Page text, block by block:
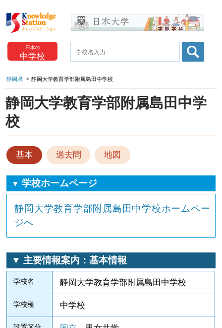
日本の
中学校
静岡県 静岡大学教育学部附属島田中学校
静岡大学教育学部附属島田中学
校
基本 過去問 地図
▼ 学校ホームページ
静岡大学教育学部附属島田中学校ホームペー
ジへ
▼ 主要情報案内：基本情報
学校名 静岡大学教育学部附属島田中学校
学校種 中学校